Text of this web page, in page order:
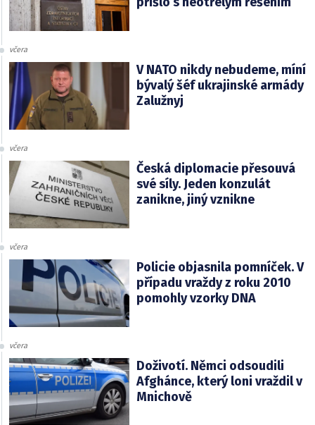
včera
V NATO nikdy nebudeme, míní
bývalý šéf ukrajinské armády
Zalužnyj
včera
Česká diplomacie přesouvá
své síly. Jeden konzulát
zanikne, jiný vznikne
včera
Policie objasnila pomníček. V
případu vraždy z roku 2010
pomohly vzorky DNA
včera
Doživotí. Němci odsoudili
Afghánce, který loni vraždil v
Mnichově